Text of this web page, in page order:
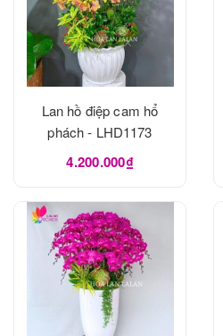
Lan hồ điệp cam hổ
phách - LHD1173
4.200.000₫